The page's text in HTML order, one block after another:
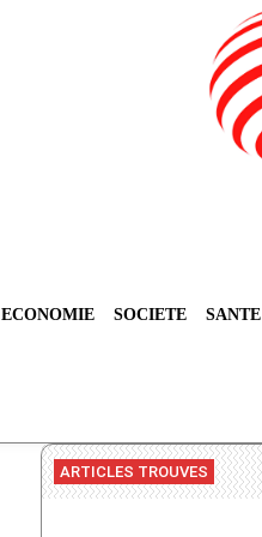
ECONOMIE SOCIETE SANTE
ARTICLES TROUVES